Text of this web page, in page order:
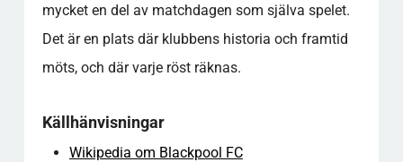
mycket en del av matchdagen som själva spelet.
Det är en plats där klubbens historia och framtid
möts, och där varje röst räknas.
Källhänvisningar
Wikipedia om Blackpool FC